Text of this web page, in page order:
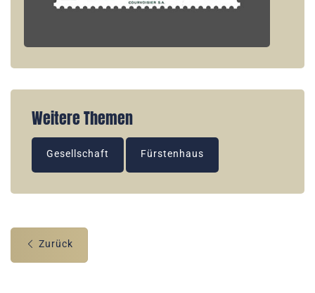
Weitere Themen
Gesellschaft Fürstenhaus
Zurück